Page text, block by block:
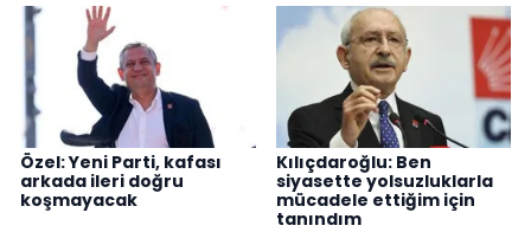
Özel: Yeni Parti, kafası
arkada ileri doğru
koşmayacak
Kılıçdaroğlu: Ben
siyasette yolsuzluklarla
mücadele ettiğim için
tanındım